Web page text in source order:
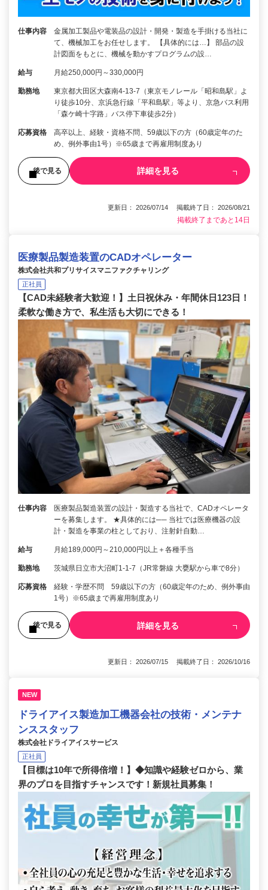
仕事内容
金属加工製品や電装品の設計・開発・製造を手掛ける当社に
て、機械加工をお任せします。 【具体的には…】 部品の設
計図面をもとに、機械を動かすプログラムの設…
給与 月給250,000円～330,000円
勤務地
東京都大田区大森南4-13-7（東京モノレール「昭和島駅」よ
り徒歩10分、京浜急行線「平和島駅」等より、京急バス利用
「森ケ崎十字路」バス停下車徒歩2分）
応募資格
高卒以上、経験・資格不問、59歳以下の方（60歳定年のた
め、例外事由1号）※65歳まで再雇用制度あり
後で見る 詳細を見る
更新日： 2026/07/14 掲載終了日： 2026/08/21
掲載終了まであと14日
医療製品製造装置のCADオペレーター
株式会社共和プリサイスマニファクチャリング
正社員
【CAD未経験者大歓迎！】土日祝休み・年間休日123日！
柔軟な働き方で、私生活も大切にできる！
仕事内容
医療製品製造装置の設計・製造する当社で、CADオペレータ
ーを募集します。 ★具体的には── 当社では医療機器の設
計・製造を事業の柱としており、注射針自動…
給与 月給189,000円～210,000円以上＋各種手当
勤務地 茨城県日立市大沼町1-1-7（JR常磐線 大甕駅から車で8分）
応募資格
経験・学歴不問 59歳以下の方（60歳定年のため、例外事由
1号）※65歳まで再雇用制度あり
後で見る 詳細を見る
更新日： 2026/07/15 掲載終了日： 2026/10/16
NEW
ドライアイス製造加工機器会社の技術・メンテナ
ンススタッフ
株式会社ドライアイスサービス
正社員
【目標は10年で所得倍増！】◆知識や経験ゼロから、業
界のプロを目指すチャンスです！新規社員募集！